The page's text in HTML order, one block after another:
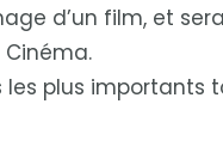
d’un film, et
plus importants